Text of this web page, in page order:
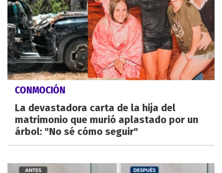
CONMOCIÓN
La devastadora carta de la hija del
matrimonio que murió aplastado por un
árbol: "No sé cómo seguir"